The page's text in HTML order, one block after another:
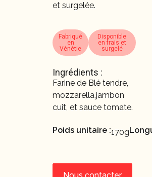
et surgelée.
Fabriqué
en
Vénétie
Disponible
en frais et
surgelé
Ingrédients :
Farine de Blé tendre,
mozzarella,jambon
cuit, et sauce tomate.
Poids unitaire :170g